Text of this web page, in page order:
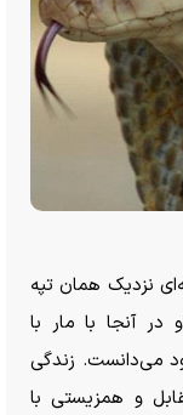
نزدیک همان تپه
آنجا با مار با
می‌دانست. زندگی
و همزیستی با